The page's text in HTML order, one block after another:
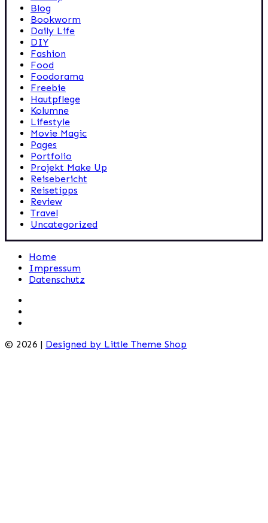
Blog
Bookworm
Daily Life
DIY
Fashion
Food
Foodorama
Freebie
Hautpflege
Kolumne
Lifestyle
Movie Magic
Pages
Portfolio
Projekt Make Up
Reisebericht
Reisetipps
Review
Travel
Uncategorized
Home
Impressum
Datenschutz
© 2026 | Designed by Little Theme Shop